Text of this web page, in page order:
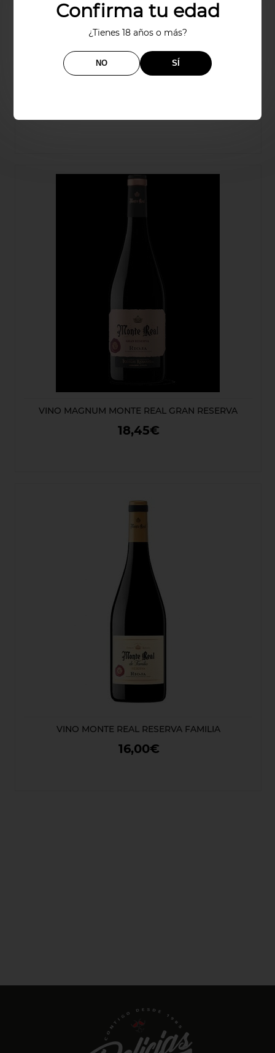
Confirma tu edad
¿Tienes 18 años o más?
NO SÍ
VINO MAGNUM MONTE REAL GRAN RESERVA
18,45€
VINO MONTE REAL RESERVA FAMILIA
16,00€